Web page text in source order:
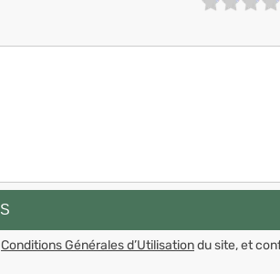
Conditions Générales d’Utilisationdu site, et